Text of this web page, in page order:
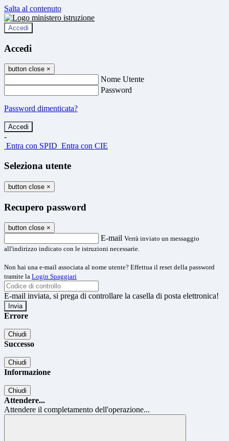
Salta al contenuto
Accedi
Accedi
button close ×
Nome Utente
Password
Password dimenticata?
-
Entra con SPID Entra con CIE
Seleziona utente
button close ×
Recupero password
button close ×
E-mail Verrà inviato un messaggio
all'indirizzo indicato con le istruzioni necessarie.
Non hai una e-mail associata al nome utente? Effettua il reset della password
tramite la Login Spaggiari
E-mail inviata, si prega di controllare la casella di posta elettronica!
Errore
Chiudi
Successo
Chiudi
Informazione
Chiudi
Attendere...
Attendere il completamento dell'operazione...